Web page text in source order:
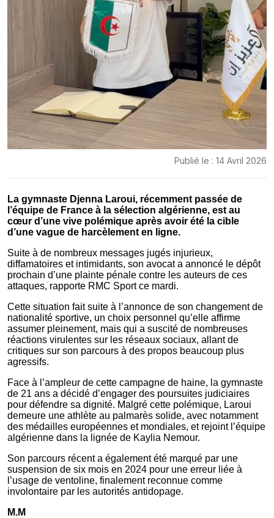
Publié le : 14 Avril 2026
La gymnaste Djenna Laroui, récemment passée de
l’équipe de France à la sélection algérienne, est au
cœur d’une vive polémique après avoir été la cible
d’une vague de harcèlement en ligne.
Suite à de nombreux messages jugés injurieux,
diffamatoires et intimidants, son avocat a annoncé le dépôt
prochain d’une plainte pénale contre les auteurs de ces
attaques, rapporte RMC Sport ce mardi.
Cette situation fait suite à l’annonce de son changement de
nationalité sportive, un choix personnel qu’elle affirme
assumer pleinement, mais qui a suscité de nombreuses
réactions virulentes sur les réseaux sociaux, allant de
critiques sur son parcours à des propos beaucoup plus
agressifs.
Face à l’ampleur de cette campagne de haine, la gymnaste
de 21 ans a décidé d’engager des poursuites judiciaires
pour défendre sa dignité. Malgré cette polémique, Laroui
demeure une athlète au palmarès solide, avec notamment
des médailles européennes et mondiales, et rejoint l’équipe
algérienne dans la lignée de Kaylia Nemour.
Son parcours récent a également été marqué par une
suspension de six mois en 2024 pour une erreur liée à
l’usage de ventoline, finalement reconnue comme
involontaire par les autorités antidopage.
M.M